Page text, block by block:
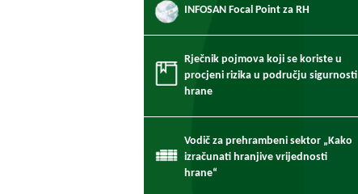
INFOSAN Focal Point za RH
Rječnik pojmova koji se koriste u
procjeni rizika u području sigurnosti
hrane
Vodič za prehrambeni sektor „Kako
izračunati hranjive vrijednosti
hrane“